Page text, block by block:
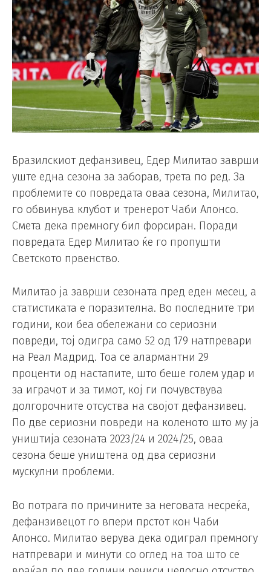
Бразилскиот дефанзивец, Едер Милитао заврши
уште една сезона за заборав, трета по ред. За
проблемите со повредата оваа сезона, Милитао,
го обвинува клубот и тренерот Чаби Алонсо.
Смета дека премногу бил форсиран. Поради
повредата Едер Милитао ќе го пропушти
Светското првенство.
Милитао ја заврши сезоната пред еден месец, а
статистиката е поразителна. Во последните три
години, кои беа обележани со сериозни
повреди, тој одигра само 52 од 179 натпревари
на Реал Мадрид. Тоа се алармантни 29
проценти од настапите, што беше голем удар и
за играчот и за тимот, кој ги почувствува
долгорочните отсуства на својот дефанзивец.
По две сериозни повреди на коленото што му ја
уништија сезоната 2023/24 и 2024/25, оваа
сезона беше уништена од два сериозни
мускулни проблеми.
Во потрага по причините за неговата несреќа,
дефанзивецот го впери прстот кон Чаби
Алонсо. Милитао верува дека одиграл премногу
натпревари и минути со оглед на тоа што се